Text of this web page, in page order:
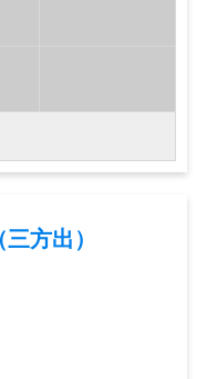
方出）